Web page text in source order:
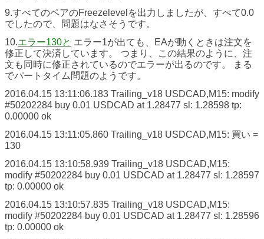
9.すべてのペアのFreezelevelを出力しましたが、すべて0.0
でしたので、問題はなさそうです。
10.エラー130と エラー1が出ても、EAが動くときは注文を
修正して決済しています。 つまり、この結果のように、注
文も同時に修正されているのでエラーが出るのです。 まる
でパートタイム問題のようです。
2016.04.15 13:11:06.183 Trailing_v18 USDCAD,M15: modify
#50202284 buy 0.01 USDCAD at 1.28477 sl: 1.28598 tp:
0.00000 ok
2016.04.15 13:11:05.860 Trailing_v18 USDCAD,M15: 買い =
130
2016.04.15 13:10:58.939 Trailing_v18 USDCAD,M15:
modify #50202284 buy 0.01 USDCAD at 1.28477 sl: 1.28597
tp: 0.00000 ok
2016.04.15 13:10:57.835 Trailing_v18 USDCAD,M15:
modify #50202284 buy 0.01 USDCAD at 1.28477 sl: 1.28596
tp: 0.00000 ok